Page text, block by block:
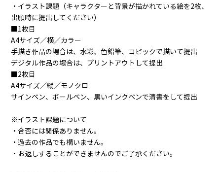
・イラスト課題（キャラクターと背景が描かれている絵を2枚、
出願時に提出してください）
■1枚目
A4サイズ／横／カラー
手描き作品の場合は、水彩、色鉛筆、コピックで描いて提出
デジタル作品の場合は、プリントアウトして提出
■2枚目
A4サイズ／縦／モノクロ
サインペン、ボールペン、黒いインクペンで清書をして提出
※イラスト課題について
・合否には関係ありません。
・過去の作品でも構いません。
・お返しすることができませんのでご了承ください。